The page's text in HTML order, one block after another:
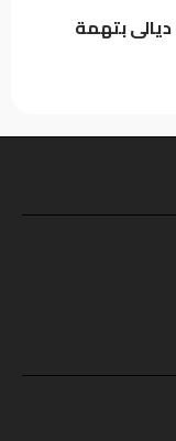
ديالى بتهمة